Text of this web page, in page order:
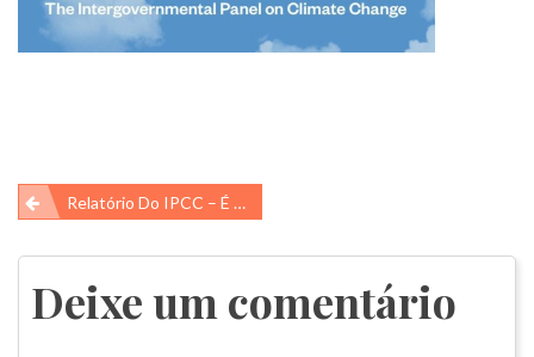
Navegação
de
Post
Relatório Do IPCC – É Agora Ou Nunca Mais…
Deixe um comentário